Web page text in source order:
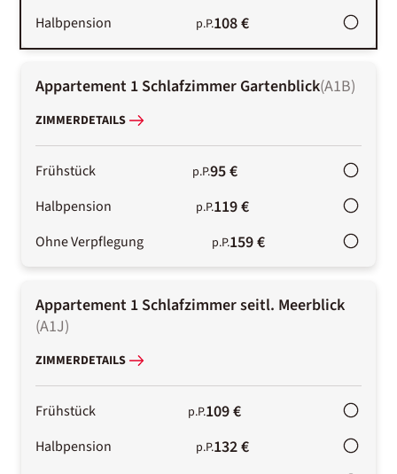
Halbpension p.P.108 €
Appartement 1 Schlafzimmer Gartenblick(A1B)
ZIMMERDETAILS
Frühstück p.P.95 €
Halbpension p.P.119 €
Ohne Verpflegung p.P.159 €
Appartement 1 Schlafzimmer seitl. Meerblick
(A1J)
ZIMMERDETAILS
Frühstück p.P.109 €
Halbpension p.P.132 €